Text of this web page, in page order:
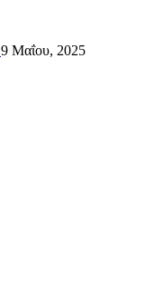
9 Μαΐου, 2025